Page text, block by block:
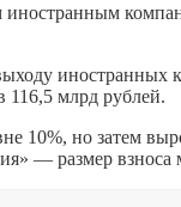
иностранным
иностранных
116,5 млрд рублей.
10%, но затем
— размер